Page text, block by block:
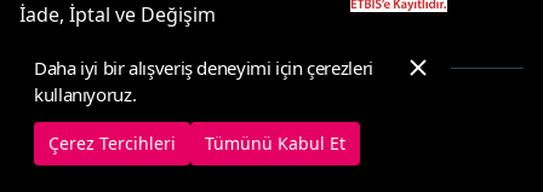
İade, İptal ve Değişim
© 2025 ElbiseBul -Her Hakkı Saklıdır
Çerez TercihleriÇerez Politikası
Daha iyi bir alışveriş deneyimi için çerezleri
kullanıyoruz.
Çerez Tercihleri Tümünü Kabul Et